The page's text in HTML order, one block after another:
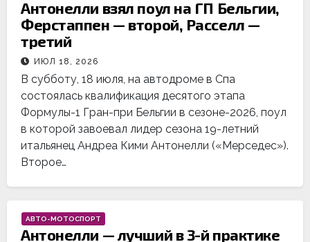
Антонелли взял поул на ГП Бельгии,
Ферстаппен — второй, Расселл —
третий
ИЮЛ 18, 2026
В субботу, 18 июля, на автодроме в Спа
состоялась квалификация десятого этапа
Формулы-1 Гран-при Бельгии в сезоне-2026, поул
в которой завоевал лидер сезона 19-летний
итальянец Андреа Кими Антонелли («Мерседес»).
Второе…
АВТО-МОТОСПОРТ
Антонелли — лучший в 3-й практике